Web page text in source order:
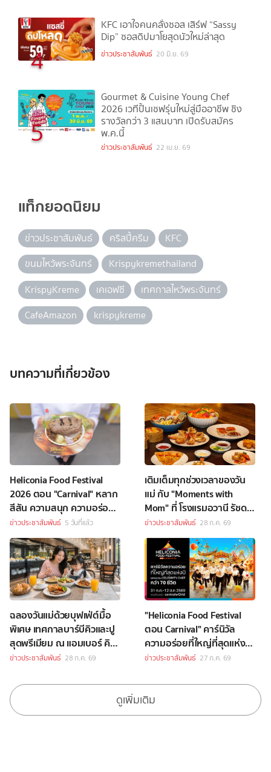
4
KFC เอาใจคนคลั่งซอส เสิร์ฟ “Sassy
Dip” ซอสดิปมาโยสุดนัวใหม่ล่าสุด
ข่าวประชาสัมพันธ์ 20 มิ.ย. 69
5
Gourmet & Cuisine Young Chef
2026 เวทีปั้นเชฟรุ่นใหม่สู่มืออาชีพ ชิง
รางวัลกว่า 3 แสนบาท เปิดรับสมัคร
พ.ค.นี้
ข่าวประชาสัมพันธ์ 22 เม.ย. 69
แท็กยอดนิยม
ข่าวประชาสัมพันธ์ คริสปี้ครีม
KFC
ขนมไหว้พระจันทร์
Krispykremethailand
KrispyKreme
เคเอฟซี
เทศกาลไหว้พระจันทร์
CafeAmazon
krispykreme
บทความที่เกี่ยวข้อง
Heliconia Food Festival
2026 ตอน "Carnival" หลาก
สีสัน ความสนุก ความอร่อย
Celebrity Chef กว่า 70 ชีวิต
ข่าวประชาสัมพันธ์ 5 วันที่แล้ว
เติมเต็มทุกช่วงเวลาของวัน
แม่ กับ "Moments with
Mom" ที่ โรงแรมอวานี รัชดา
กรุงเทพฯ
ข่าวประชาสัมพันธ์ 28 ก.ค. 69
ฉลองวันแม่ด้วยบุฟเฟ่ต์มื้อ
พิเศษ เทศกาลบาร์บีคิวและปู
สุดพรีเมียม ณ แอมเบอร์ คิท
เช่น โรงแรมหัวหิน แมริออท
ข่าวประชาสัมพันธ์ 28 ก.ค. 69
"Heliconia Food Festival
ตอน Carnival" คาร์นิวัล
ความอร่อยที่ใหญ่ที่สุดแห่งปี
กับ Celebrity Chef กว่า 70
ข่าวประชาสัมพันธ์ 27 ก.ค. 69
ดูเพิ่มเติม